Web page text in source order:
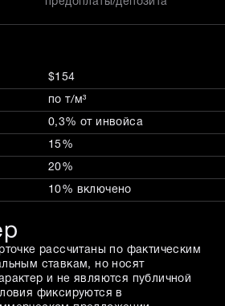
$154
по т/м³
0,3% от инвойса
15%
20%
10% включено
рассчитаны по фактическим
ставкам, но носят
и не являются публичной
фиксируются в